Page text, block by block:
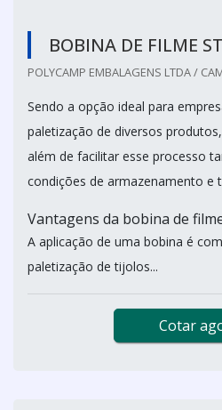
BOBINA DE FILME
POLYCAMP EMBALAGENS LTDA /
Sendo a opção ideal para
paletização de diversos
além de facilitar esse processo
condições de armazenamento e
Vantagens da bobina de
A aplicação de uma bobina é
paletização de tijolos...
Cotar